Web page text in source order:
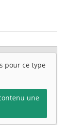
pour ce type
une